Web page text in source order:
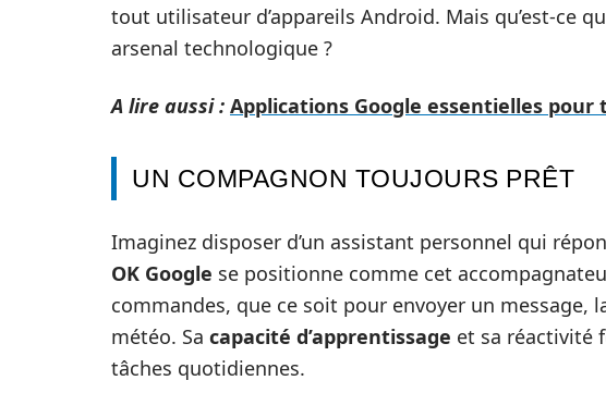
tout utilisateur d’appareils Android. Mais qu’est-ce
arsenal technologique ?
A lire aussi : Applications Google essentielles
UN COMPAGNON TOUJOURS PRÊT
Imaginez disposer d’un assistant personnel qui
OK Google se positionne comme cet
commandes, que ce soit pour envoyer un message,
météo. Sa capacité d’apprentissage et sa réactivité
tâches quotidiennes.